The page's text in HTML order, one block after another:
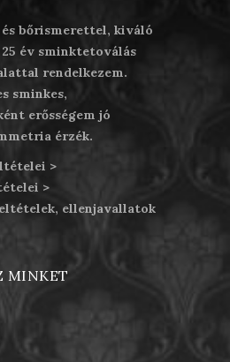
bőrismerettel, kiváló
év sminktetoválás
rendelkezem.
sminkes,
erősségem jó
érzék.
>
>
ellenjavallatok
MINKET